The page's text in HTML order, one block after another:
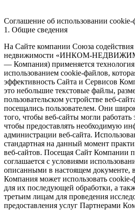
Соглашение об использовании cookie-
1. Общие сведения
На Сайте компании Союза
недвижимости «ИНКОМ-
— Компания) применяется
использованием cookie-файлов,
эффективность Сайта и Сервисов
это небольшие текстовые файлы,
пользовательском устройстве веб-
посещались пользователем. Они
того, чтобы веб-сайты могли
чтобы предоставлять необходимую
администрации веб-сайта.
стандартная на данный момент
веб-сайтов. Посещая Сайт Компании
соглашается с условиями
описанными в настоящем документе,
Компания может использовать
для их последующей обработки, а
третьим лицам для проведения
предоставления услуг Партнерами